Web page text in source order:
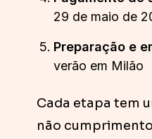
29 de maio de
Preparação e
verão em Milão
Cada etapa tem
não